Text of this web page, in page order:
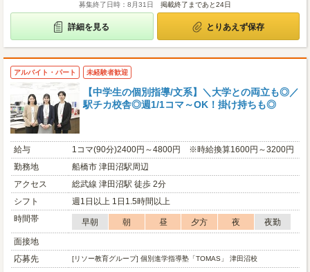
募集終了日時：8月31日 掲載終了まであと24日
詳細を見る とりあえず保存
アルバイト・パート 未経験者歓迎
【中学生の個別指導/文系】＼大学との両立も◎／
駅チカ校舎◎週1/1コマ～OK！掛け持ちも◎
給与
1コマ(90分)2400円～4800円 ※時給換算1600円～3200円
勤務地
船橋市 津田沼駅周辺
アクセス
総武線 津田沼駅 徒歩 2分
シフト
週1日以上 1日1.5時間以上
時間帯
早朝 朝 昼 夕方 夜
夜勤
面接地
応募先
[リソー教育グループ] 個別進学指導塾「TOMAS」 津田沼校